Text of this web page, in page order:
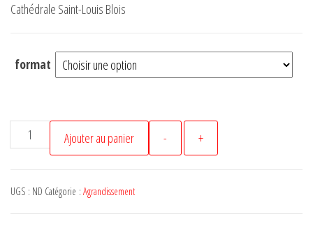
Cathédrale Saint-Louis Blois
format
-
quantité
de
-
+
Ajouter au panier
UGS : ND Catégorie : Agrandissement